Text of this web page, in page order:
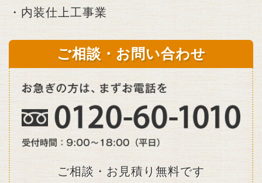
・内装仕上工事業
ご相談・お問い合わせ
ご相談・お見積り無料です